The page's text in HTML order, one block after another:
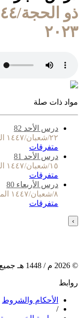
٢٠٢٣
مواد ذات صلة
درس الأحد 82
٢٢/شعبان/١٤٤٧ الموافق ١٠/فبراير/٢٠٢٦
متفرقات
درس الأحد 81
١٥/شعبان/١٤٤٧ الموافق ٣/فبراير/٢٠٢٦
متفرقات
درس الأربعاء 80
٨/شعبان/١٤٤٧ الموافق ٢٧/يناير/٢٠٢٦
متفرقات
›
©
2026 م / 1448 هـ
روابط
الأحكام والشروط
/